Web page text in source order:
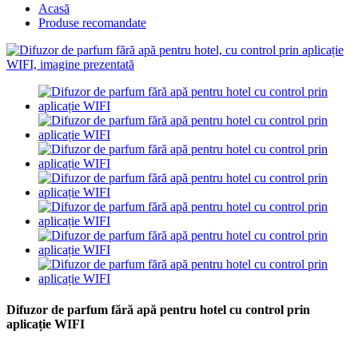
Acasă
Produse recomandate
Difuzor de parfum fără apă pentru hotel cu control prin
aplicație WIFI